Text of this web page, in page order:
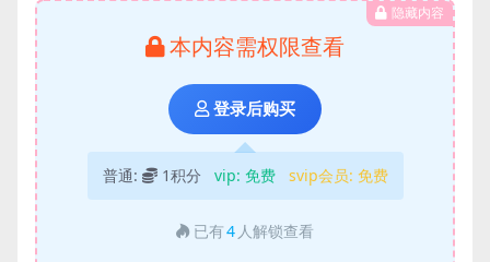
隐藏内容
本内容需权限查看
登录后购买
普通: 1积分 vip: 免费 svip会员: 免费
已有4 人解锁查看